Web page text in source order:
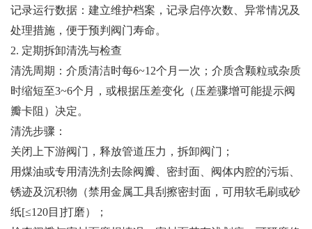
记录运行数据：建立维护档案，记录启停次数、异常情况及
处理措施，便于预判阀门寿命。
2. 定期拆卸清洗与检查
清洗周期：介质清洁时每6~12个月一次；介质含颗粒或杂质
时缩短至3~6个月，或根据压差变化（压差骤增可能提示阀
瓣卡阻）决定。
清洗步骤：
关闭上下游阀门，释放管道压力，拆卸阀门；
用煤油或专用清洗剂去除阀瓣、密封面、阀体内腔的污垢、
锈迹及沉积物（禁用金属工具刮擦密封面，可用软毛刷或砂
纸[≤120目]打磨）；